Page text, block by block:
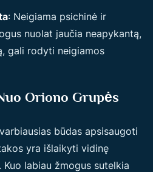
: Neigiama psichinė ir
nuolat jaučia neapykantą,
gali rodyti neigiamos
Oriono Grupės
būdas apsisaugoti
yra išlaikyti vidinę
Kuo labiau žmogus sutelkia